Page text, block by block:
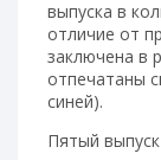
выпуска в
отличие от
заключена в
отпечатаны
синей).
Пятый